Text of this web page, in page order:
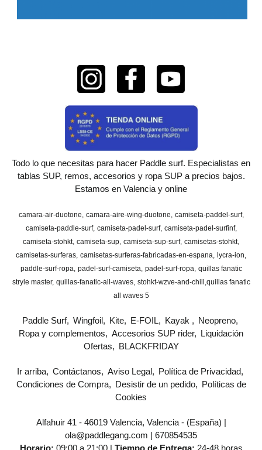
Todo lo que necesitas para hacer Paddle surf. Especialistas en
tablas SUP, remos, accesorios y ropa SUP a precios bajos.
Estamos en Valencia y online
camara-air-duotone camara-aire-wing-duotone camiseta-paddel-surf
camiseta-paddle-surf camiseta-padel-surf camiseta-padel-surfinf
camiseta-stohkt camiseta-sup camiseta-sup-surf camisetas-stohkt
camisetas-surferas camisetas-surferas-fabricadas-en-espana lycra-ion
paddle-surf-ropa padel-surf-camiseta padel-surf-ropa quillas fanatic
stryle master quillas-fanatic-all-waves stohkt-wzve-and-chill ​quillas fanatic
all waves 5
Paddle Surf Wingfoil Kite E-FOIL Kayak
Neopreno
Ropa y complementos
Accesorios SUP rider
Liquidación
Ofertas
BLACKFRIDAY
Ir arriba Contáctanos Aviso Legal
Política de Privacidad
Condiciones de Compra
Desistir de un pedido
Políticas de
Cookies
Alfahuir 41 - 46019 Valencia, Valencia - (España) |
ola@paddlegang.com | 670854535
Horario: 09:00 a 21:00 | Tiempo de Entrega: 24-48 horas